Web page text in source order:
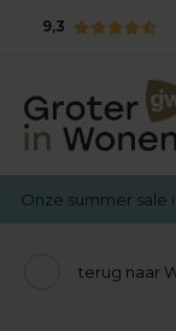
9,3
Onze summer sale
terug naar